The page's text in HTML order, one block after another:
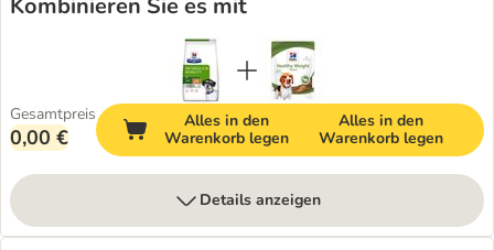
Kombinieren Sie es mit
Gesamtpreis
0,00 €
Alles in den
Warenkorb legen
Alles in den
Warenkorb legen
Details anzeigen